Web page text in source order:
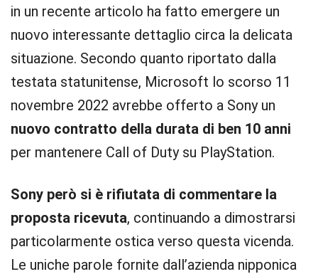
in un recente articolo ha fatto emergere un
nuovo interessante dettaglio circa la delicata
situazione. Secondo quanto riportato dalla
testata statunitense, Microsoft lo scorso 11
novembre 2022 avrebbe offerto a Sony un
nuovo contratto della durata di ben 10 anni
per mantenere Call of Duty su PlayStation.
Sony però si è rifiutata di commentare la
proposta ricevuta, continuando a dimostrarsi
particolarmente ostica verso questa vicenda.
Le uniche parole fornite dall’azienda nipponica